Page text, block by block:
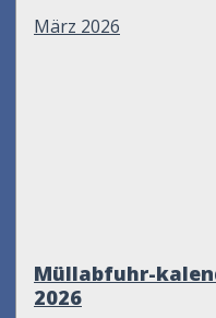
März 2026
Müllabfuhr-
2026